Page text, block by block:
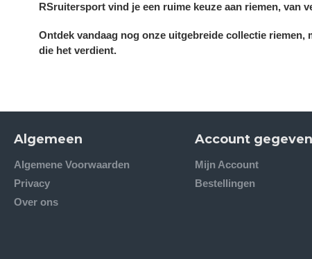
RSruitersport vind je een ruime keuze aan riemen, van
Ontdek vandaag nog onze uitgebreide collectie
die het verdient.
Algemeen
Algemene Voorwaarden
Privacy
Over ons
Account
Mijn Account
Bestellingen